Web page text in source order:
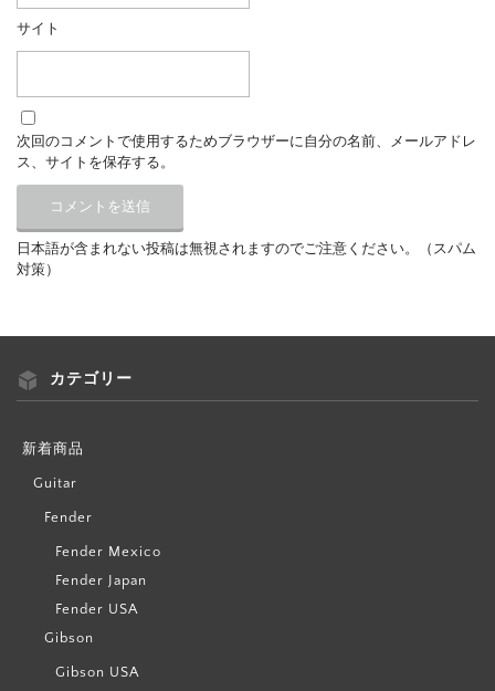
サイト
次回のコメントで使用するためブラウザーに自分の名前、メールアドレ
ス、サイトを保存する。
日本語が含まれない投稿は無視されますのでご注意ください。（スパム
対策）
カテゴリー
新着商品
Guitar
Fender
Fender Mexico
Fender Japan
Fender USA
Gibson
Gibson USA